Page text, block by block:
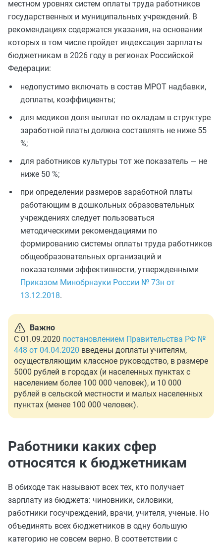
местном уровнях систем оплаты труда работников
государственных и муниципальных учреждений. В
рекомендациях содержатся указания, на основании
которых в том числе пройдет индексация зарплаты
бюджетникам в 2026 году в регионах Российской
Федерации:
недопустимо включать в состав МРОТ надбавки,
доплаты, коэффициенты;
для медиков доля выплат по окладам в структуре
заработной платы должна составлять не ниже 55
%;
для работников культуры тот же показатель — не
ниже 50 %;
при определении размеров заработной платы
работающим в дошкольных образовательных
учреждениях следует пользоваться
методическими рекомендациями по
формированию системы оплаты труда работников
общеобразовательных организаций и
показателями эффективности, утвержденными
Приказом Минобрнауки России № 73н от
13.12.2018.
Важно
С 01.09.2020 постановлением Правительства РФ №
448 от 04.04.2020 введены доплаты учителям,
осуществляющим классное руководство, в размере
5000 рублей в городах (и населенных пунктах с
населением более 100 000 человек), и 10 000
рублей в сельской местности и малых населенных
пунктах (менее 100 000 человек).
Работники каких сфер
относятся к бюджетникам
В обиходе так называют всех тех, кто получает
зарплату из бюджета: чиновники, силовики,
работники госучреждений, врачи, учителя, ученые. Но
объединять всех бюджетников в одну большую
категорию не совсем верно. В соответствии с